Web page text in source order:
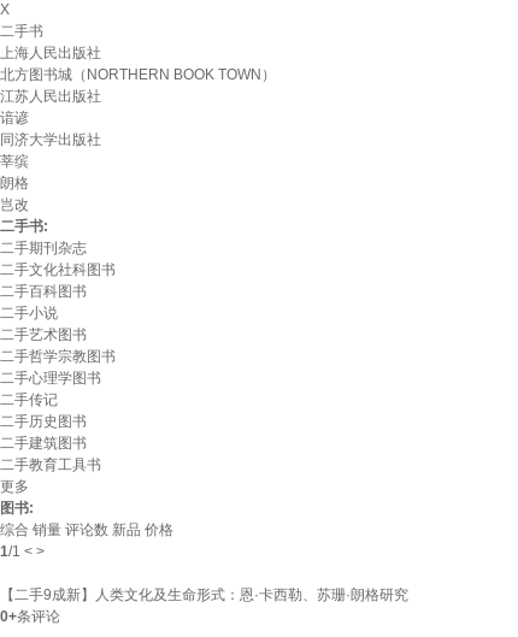
X
二手书
上海人民出版社
北方图书城（NORTHERN BOOK TOWN）
江苏人民出版社
谙谚
同济大学出版社
莘缤
朗格
岂改
二手书:
二手期刊杂志
二手文化社科图书
二手百科图书
二手小说
二手艺术图书
二手哲学宗教图书
二手心理学图书
二手传记
二手历史图书
二手建筑图书
二手教育工具书
更多
图书:
综合 销量 评论数 新品 价格
1/1 < >
【二手9成新】人类文化及生命形式：恩·卡西勒、苏珊·朗格研究
0+条评论